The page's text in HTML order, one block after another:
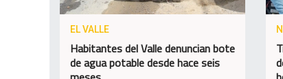
EL VALLE
Habitantes del Valle denuncian bote
de agua potable desde hace seis